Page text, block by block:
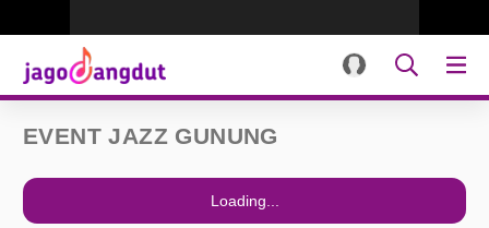
EVENT JAZZ GUNUNG
Loading...